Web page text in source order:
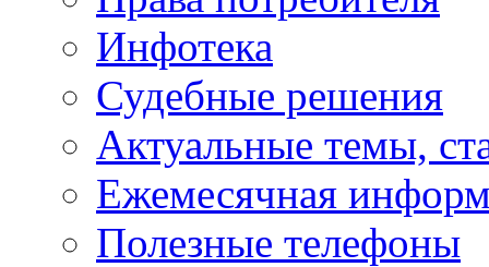
Инфотека
Судебные решения
Актуальные темы,
Ежемесячная
Полезные телефоны